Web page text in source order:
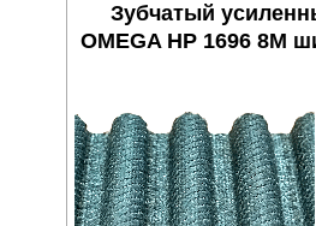
Зубчатый
OMEGA HP 1696 8M